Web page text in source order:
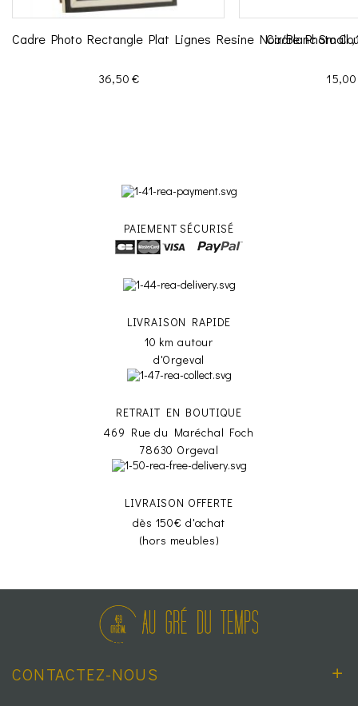
Cadre Photo Rectangle Plat Lignes Resine Noir/Blanc Small
Prix
36,50 €
Cadre Photo
Prix
PAIEMENT SÉCURISÉ
LIVRAISON RAPIDE
10 km autour
d'Orgeval
RETRAIT EN BOUTIQUE
469 Rue du Maréchal Foch
78630 Orgeval
LIVRAISON OFFERTE
dès 150€ d'achat
(hors meubles)
CONTACTEZ-NOUS